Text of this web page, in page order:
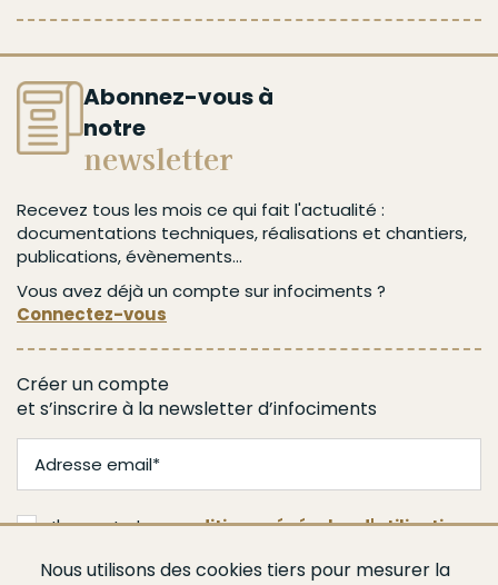
Nous utilisons des cookies tiers pour mesurer la
Abonnez-vous à
notre
newsletter
Recevez tous les mois ce qui fait l'actualité :
documentations techniques, réalisations et chantiers,
publications, évènements...
Vous avez déjà un compte sur infociments ?
Connectez-vous
Créer un compte
et s’inscrire à la newsletter d’infociments
J'accepte lesconditions générales d'utilisation